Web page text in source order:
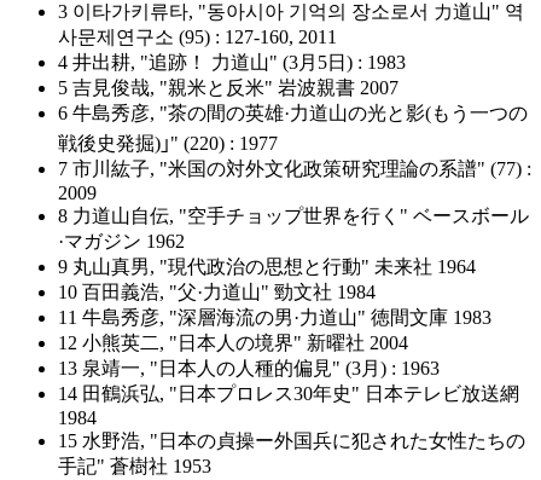
3 이타가키류타, "동아시아 기억의 장소로서 力道山" 역
사문제연구소 (95) : 127-160, 2011
4 井出耕, "追跡！ 力道山" (3月5日) : 1983
5 吉見俊哉, "親米と反米" 岩波親書 2007
6 牛島秀彦, "茶の間の英雄·力道山の光と影(もう一つの
戦後史発掘)｣" (220) : 1977
7 市川紘子, "米国の対外文化政策研究理論の系譜" (77) :
2009
8 力道山自伝, "空手チョップ世界を行く" ベースボール
·マガジン 1962
9 丸山真男, "現代政治の思想と行動" 未来社 1964
10 百田義浩, "父·力道山" 勁文社 1984
11 牛島秀彦, "深層海流の男·力道山" 徳間文庫 1983
12 小熊英二, "日本人の境界" 新曜社 2004
13 泉靖一, "日本人の人種的偏見" (3月) : 1963
14 田鶴浜弘, "日本プロレス30年史" 日本テレビ放送網
1984
15 水野浩, "日本の貞操ー外国兵に犯された女性たちの
手記" 蒼樹社 1953